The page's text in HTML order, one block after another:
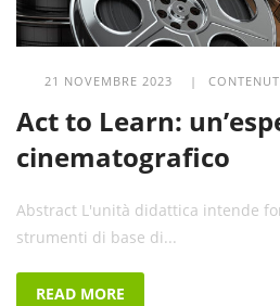
21 NOVEMBRE 2023 |
Act to Learn:
cinematografico
Abstract L'unità didattica intende
strumenti di base di...
READ MORE